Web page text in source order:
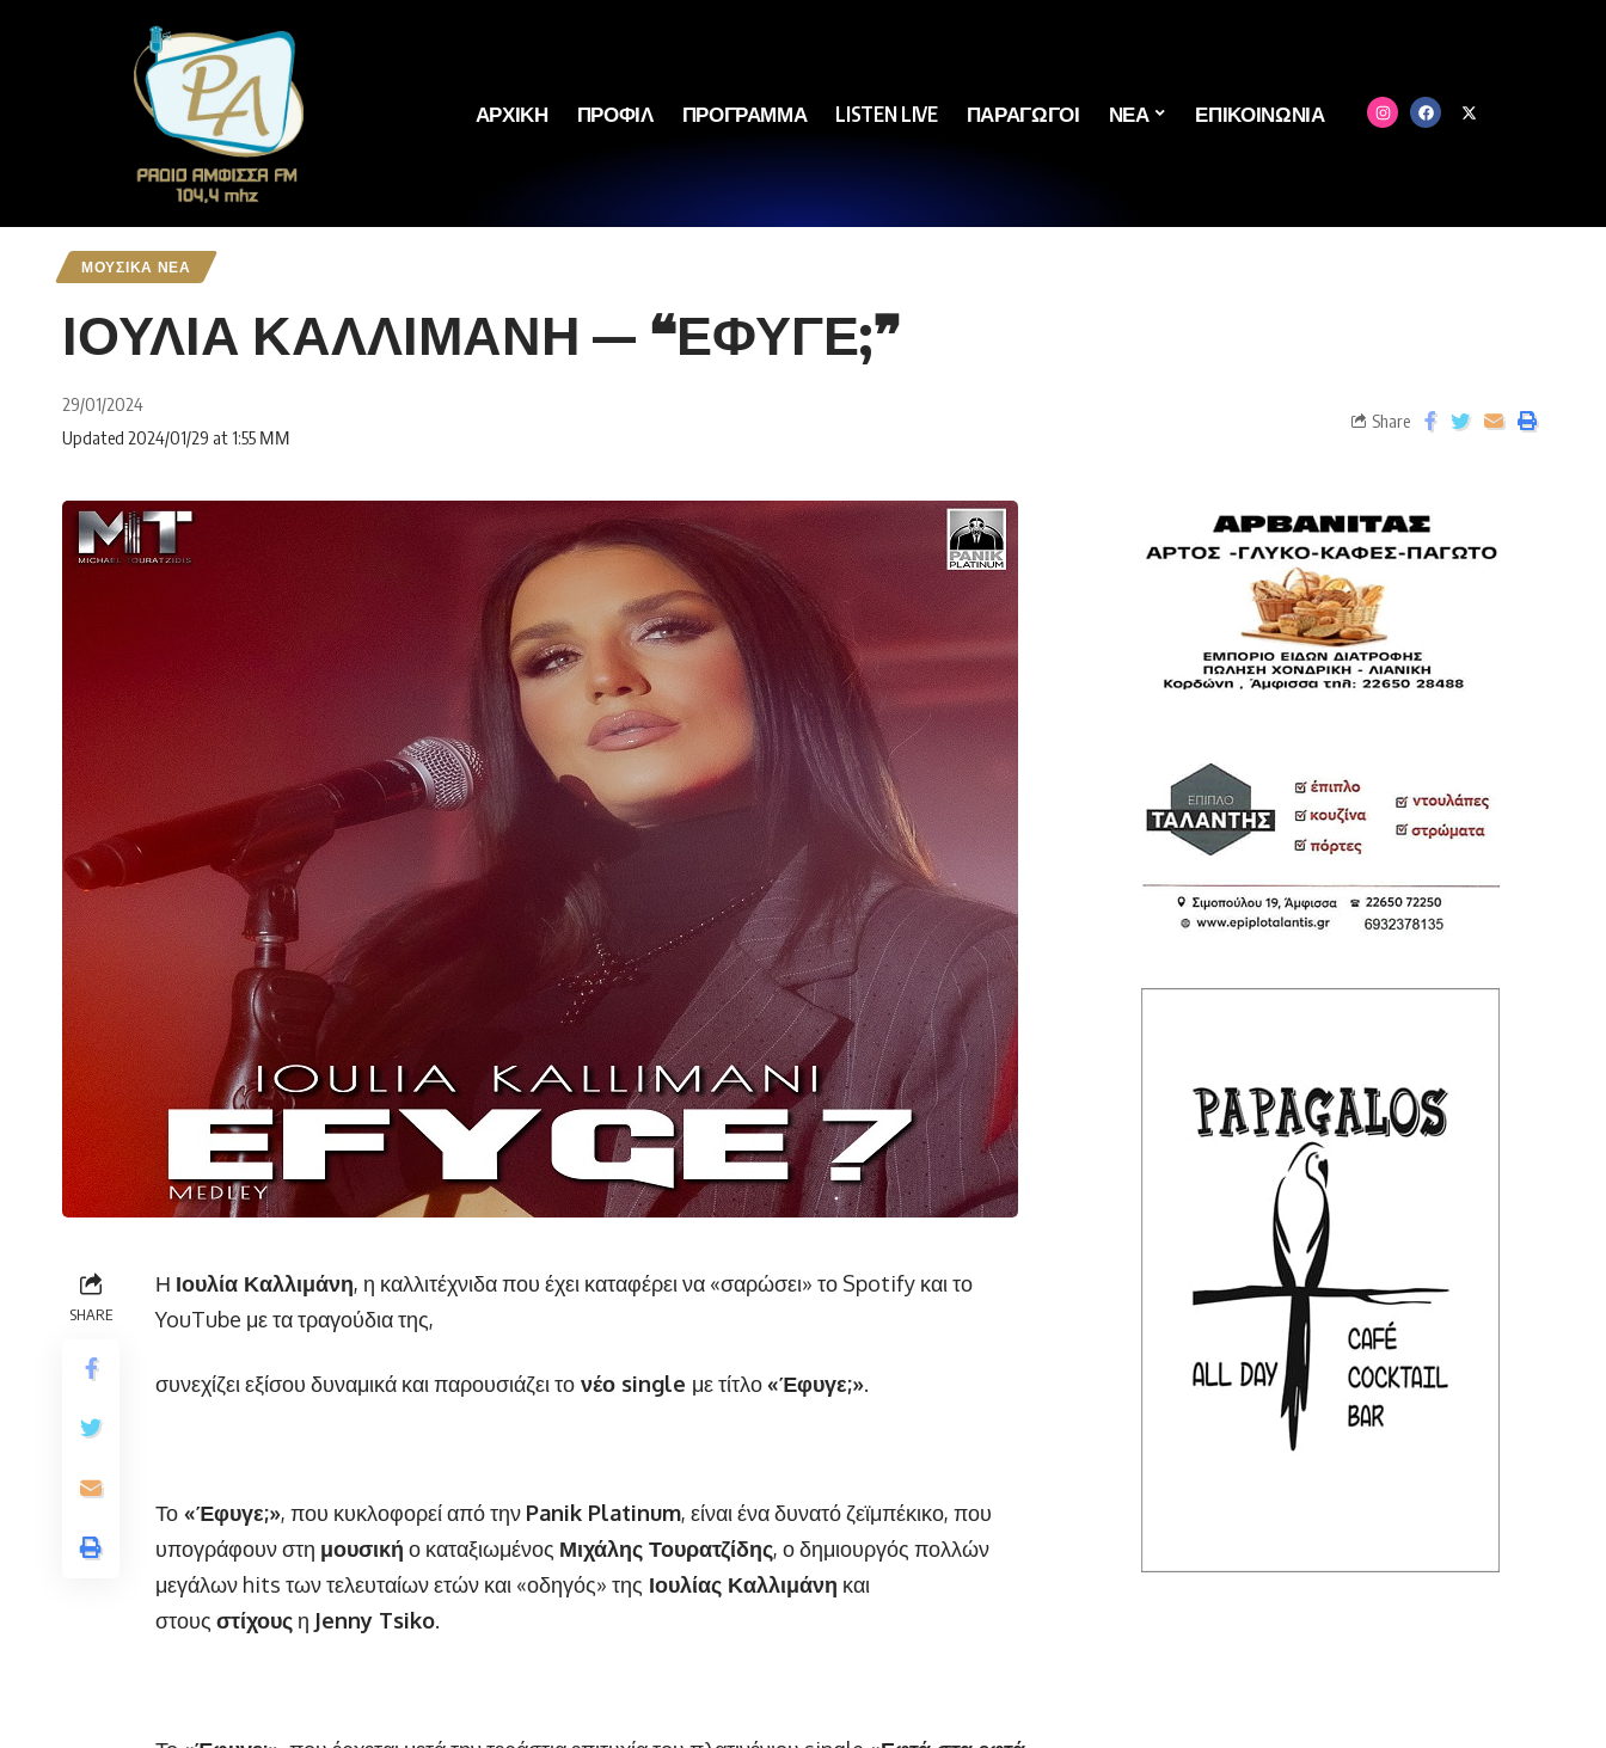
ΑΡΧΙΚΗ ΠΡΟΦΙΛ ΠΡΟΓΡΑΜΜΑ LISTEN LIVE ΠΑΡΑΓΩΓΟΙ ΝΕΑ ΕΠΙΚΟΙΝΩΝΙΑ
ΜΟΥΣΙΚΑ ΝΕΑ
ΙΟΥΛΙΑ ΚΑΛΛΙΜΑΝΗ ​— ❝ΕΦΥΓΕ;❞
29/01/2024
Updated 2024/01/29 at 1:55 ΜΜ
Share
SHARE
Η Ιουλία Καλλιμάνη, η καλλιτέχνιδα που έχει καταφέρει να «σαρώσει» το Spotify και το
YouTube με τα τραγούδια της,
συνεχίζει εξίσου δυναμικά και παρουσιάζει το νέο single με τίτλο«Έφυγε;».
Το «Έφυγε;», που κυκλοφορεί από την Panik Platinum, είναι ένα δυνατό ζεϊμπέκικο, που
υπογράφουν στη μουσική ο καταξιωμένος Μιχάλης Τουρατζίδης, ο δημιουργός πολλών
μεγάλων hits των τελευταίων ετών και «οδηγός» της Ιουλίας Καλλιμάνη και
στους στίχους η Jenny Tsiko.